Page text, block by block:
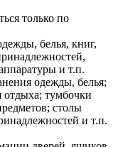
только по
белья, книг,
и т.п.
одежды, белья;
отдыха; тумбочки
столы
и т.п.